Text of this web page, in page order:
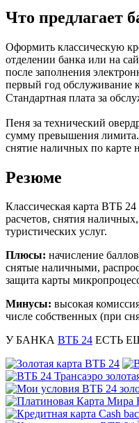
Что предлагает
Оформить классическую
отделении банка или на
после заполнения
первый год обслуживание
Стандартная плата за
Пеня за технический
сумму превышения
снятие наличных по карте
Резюме
Классическая карта ВТБ
расчетов, снятия
туристических услуг.
Плюсы: начисление
снятые наличными,
защита карты
Минусы: высокая
числе собственных (при
У БАНКА ВТБ 24 ЕСТЬ